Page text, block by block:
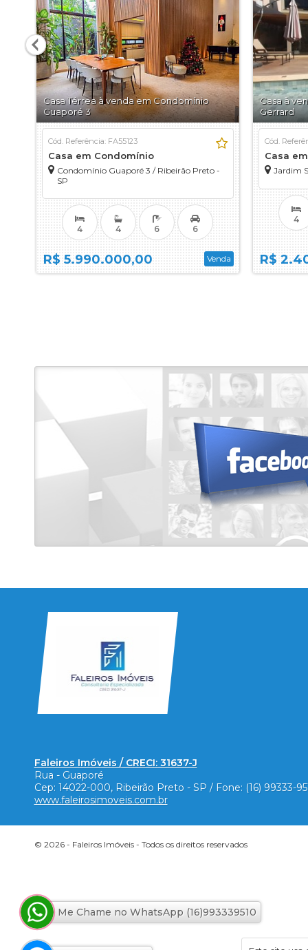
Casa Térrea à venda em Condomínio
Guaporé 3
Cód. Referência: FA55123
Casa em Condomínio
Condomínio Guaporé 3 / Ribeirão Preto -
SP
Venda
R$ 5.990.000,00
4 4 6 6
Casa à
Gerrard
Cód.
Casa
Jardim
R$
4
Faleiros Imóveis / CRECI: 31637-J
Rua - Guaporé
Cep: 14022-000, Ribeirão Preto - SP / Fone: (16) 99333-
www.faleirosimoveis.com.br
© 2026 - Faleiros Imóveis- Todos os direitos reservados
Me Chame no WhatsApp (16)993339510